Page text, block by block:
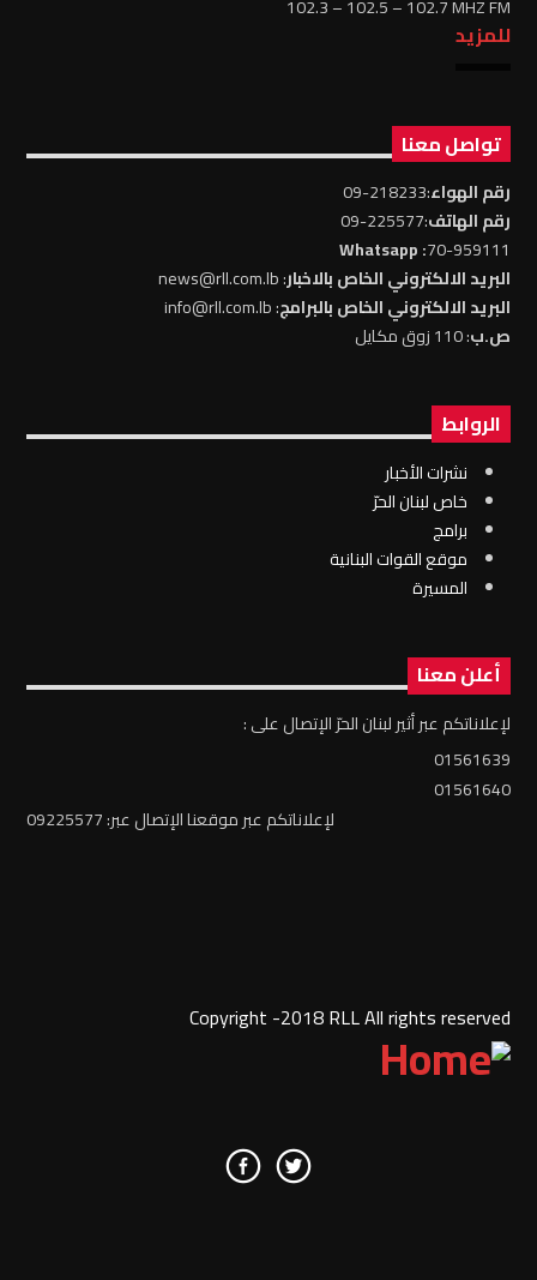
102.3 – 102.5 – 102.7 MHZ FM
للمزيد
تواصل معنا
رقم الهواء:218233-09
رقم الهاتف:225577-09
70-959111
: Whatsapp
البريد الالكتروني الخاص بالاخبار: news@rll.com.lb
البريد الالكتروني الخاص بالبرامج: info@rll.com.lb
ص.ب: 110 زوق مكايل
الروابط
نشرات الأخبار
خاص لبنان الحرّ
برامج
موقع القوات البنانية
المسيرة
أعلن معنا
لإعلاناتكم عبر أثير لبنان الحرّ الإتصال على :
01561639
01561640
لإعلاناتكم عبر موقعنا الإتصال عبر: 09225577
Copyright -2018 RLL All rights reserved